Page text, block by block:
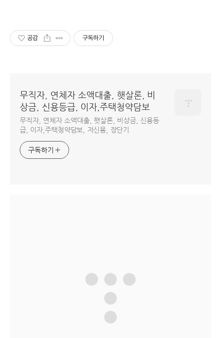
공감 구독하기
무직자, 연체자 소액대출, 햇살론, 비
상금, 신용등급, 이자,주택청약담보
무직자, 연체자 소액대출, 햇살론, 비상금, 신용등
급, 이자,주택청약담보, 저신용, 장단기
구독하기